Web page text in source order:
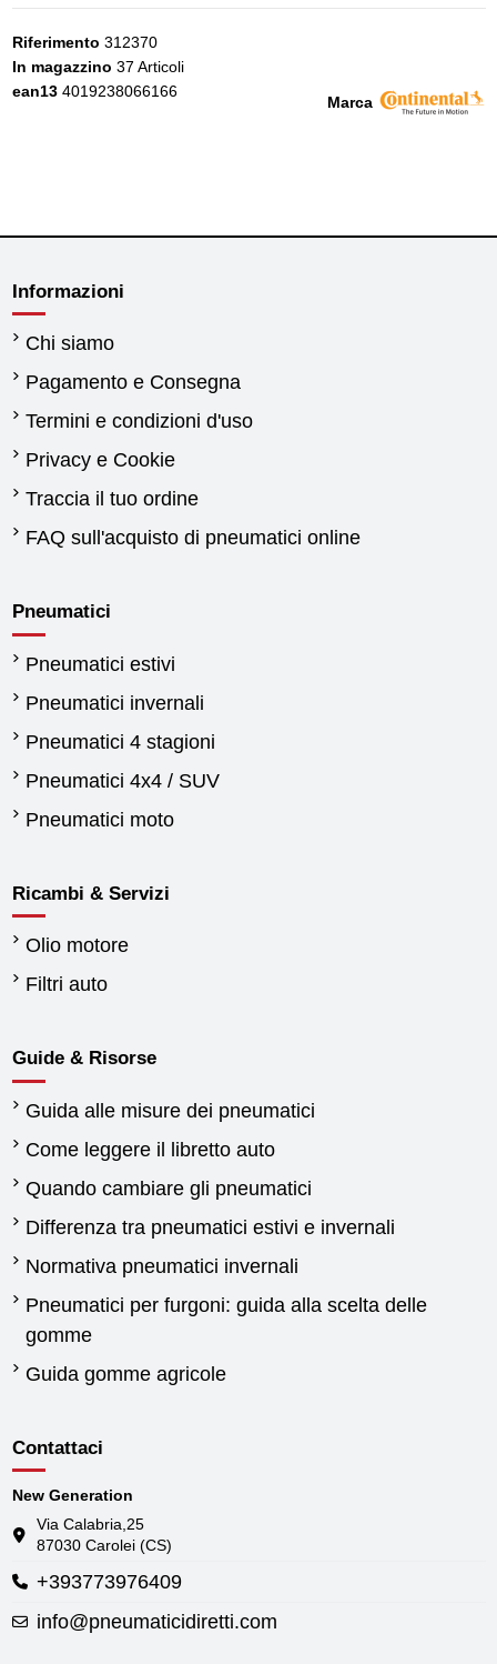
Marca
Riferimento 312370
In magazzino 37 Articoli
ean13 4019238066166
Informazioni
Chi siamo
Pagamento e Consegna
Termini e condizioni d'uso
Privacy e Cookie
Traccia il tuo ordine
FAQ sull'acquisto di pneumatici online
Pneumatici
Pneumatici estivi
Pneumatici invernali
Pneumatici 4 stagioni
Pneumatici 4x4 / SUV
Pneumatici moto
Ricambi & Servizi
Olio motore
Filtri auto
Guide & Risorse
Guida alle misure dei pneumatici
Come leggere il libretto auto
Quando cambiare gli pneumatici
Differenza tra pneumatici estivi e invernali
Normativa pneumatici invernali
Pneumatici per furgoni: guida alla scelta delle
gomme
Guida gomme agricole
Contattaci
New Generation
Via Calabria,25
87030 Carolei (CS)
+393773976409
info@pneumaticidiretti.com